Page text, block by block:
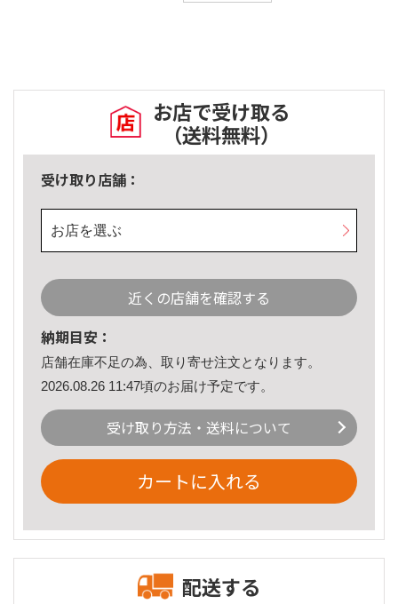
お店で受け取る
（送料無料）
受け取り店舗：
お店を選ぶ
近くの店舗を確認する
納期目安：
店舗在庫不足の為、取り寄せ注文となります。
2026.08.26 11:47頃のお届け予定です。
受け取り方法・送料について
カートに入れる
配送する